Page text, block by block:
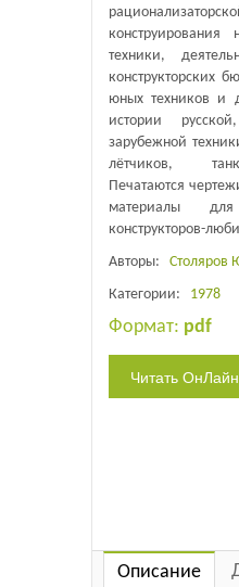
конструирования
техники,
конструкторских
юных техников и
истории
зарубежной
лётчиков,
Печатаются
материалы
конструкторов-
Авторы: Столяров
Категории: 1978
Формат: pdf
Описание